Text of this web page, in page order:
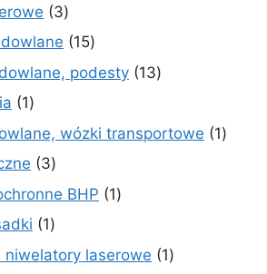
33
produkty
1515
produktów
podesty 1313
11
produktwózki transportowe 11
33
produkty
BHP 11
11
produkt
niwelatory laserowe 11